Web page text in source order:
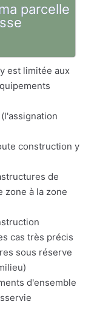
parcelle
est limitée aux
construction y
de
à la zone
cas très précis
sous réserve
d'ensemble